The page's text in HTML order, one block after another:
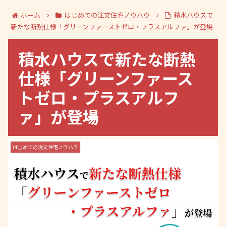
ホーム はじめての注文住宅ノウハウ
積水ハウスで
新たな断熱仕様「グリーンファーストゼロ・プラスアルファ」が登場
積水ハウスで新たな断熱
仕様「グリーンファース
トゼロ・プラスアルフ
ァ」が登場
はじめての注文住宅ノウハウ